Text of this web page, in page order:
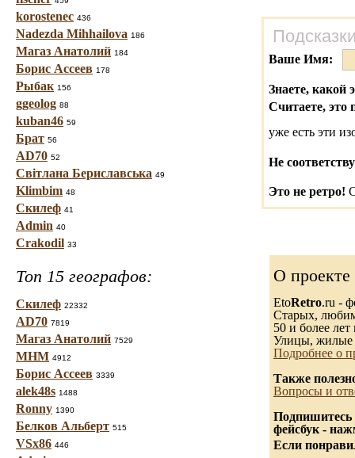
korostenec 436
Nadezda Mihhailova 186
Магаз Анатолий 184
Борис Ассеев 178
Рыбак 156
ggeolog 88
kuban46 59
Брат 56
AD70 52
Світлана Бериславська 49
Klimbim 48
Скилеф 41
Admin 40
Crakodil 33
Топ 15 географов:
Скилеф 22332
AD70 7819
Магаз Анатолий 7529
МНМ 4912
Борис Ассеев 3339
alek48s 1488
Ronny 1390
Белков Альберт 515
VSx86 446
Ваше Имя:
Знаете, какой
Считаете, это
уже есть эти
Не
Это не ретро!
О проекте
EtoRetro.ru -
Старых,
50 и более лет
Улицы, жилые
Подробнее о
Также
Вопросы и
Подпишитесь
фейсбук -
Если